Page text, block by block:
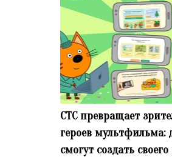
СТС превращает
героев мультфильма:
смогут создать